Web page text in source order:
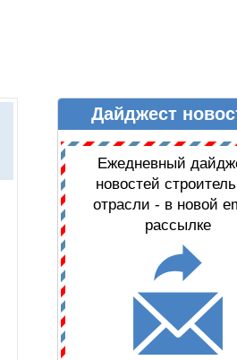
ДАЙДЖЕСТ НОВОСТЕЙ
Дайджест
Ежедневный
новостей
отрасли - в новой
рассылке